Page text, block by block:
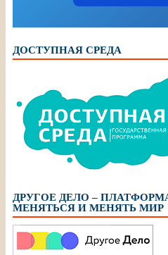
ДОСТУПНАЯ СРЕДА
ДРУГОЕ ДЕЛО –
МЕНЯТЬСЯ И МЕНЯТЬ МИР